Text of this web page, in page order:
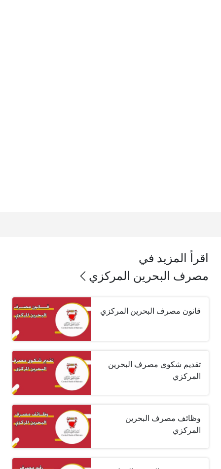
اقرأ المزيد في
مصرف البحرين المركزي
قانون مصرف البحرين المركزي
تقديم شكوى مصرف البحرين
المركزي
وظائف مصرف البحرين
المركزي